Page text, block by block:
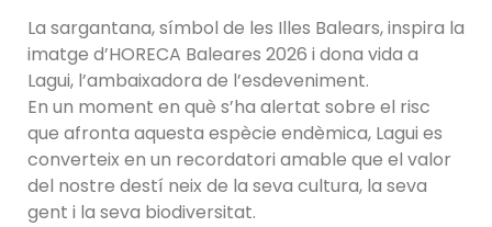
La sargantana, símbol de les Illes Balears, inspira la
imatge d’HORECA Baleares 2026 i dona vida a
Lagui, l’ambaixadora de l’esdeveniment.
En un moment en què s’ha alertat sobre el risc
que afronta aquesta espècie endèmica, Lagui es
converteix en un recordatori amable que el valor
del nostre destí neix de la seva cultura, la seva
gent i la seva biodiversitat.